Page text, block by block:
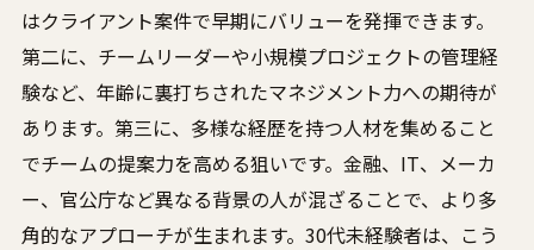
はクライアント案件で早期にバリューを発揮できます。
第二に、チームリーダーや小規模プロジェクトの管理経
験など、年齢に裏打ちされたマネジメント力への期待が
あります。第三に、多様な経歴を持つ人材を集めること
でチームの提案力を高める狙いです。金融、IT、メーカ
ー、官公庁など異なる背景の人が混ざることで、より多
角的なアプローチが生まれます。30代未経験者は、こう